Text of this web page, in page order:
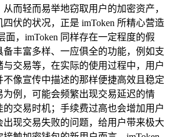
而轻而易举地窃取用户的加密资产，
伏的状况，正是 imToken 所精心营造
面，imToken 同样存在一定程度的假
丰富多样、一应俱全的功能，例如支
交易等，在实际的使用过程中，用户
像宣传中描述的那样便捷高效且稳定
例，可能会频繁出现交易延迟的情
交易时机；手续费过高也会增加用户
现交易失败的问题，给用户带来极大